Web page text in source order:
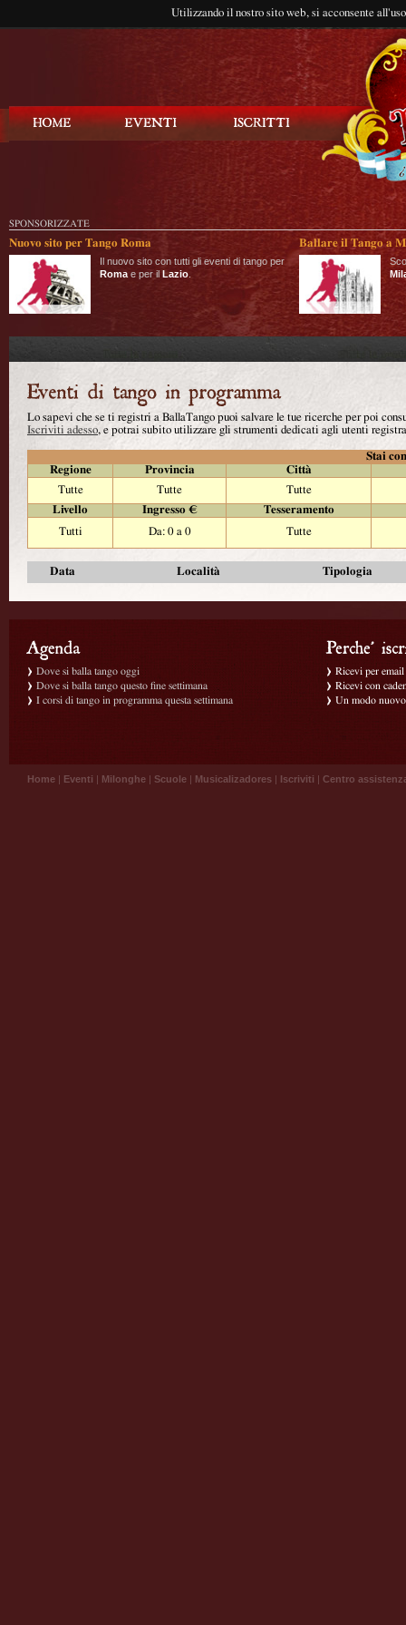
Utilizzando il nostro sito web, si acconsente
SPONSORIZZATE
Nuovo sito per Tango Roma
Il nuovo sito con tutti gli eventi di tango per
Roma e per il Lazio
Ballare il Tango a
Lo sapevi che se ti registri a BallaTango puoi salvare le tue ricerche per poi
Iscriviti adesso, e potrai subito utilizzare gli strumenti dedicati agli utenti
Stai
Regione
Provincia
Città
Tutte
Tutte
Tutte
Livello
Ingresso €
Tesseramento
Tutti
Da: 0 a 0 Tutte
Data Località Tipologia
Dove si balla tango oggi
Dove si balla tango questo fine settimana
I corsi di tango in programma questa settimana
Ricevi per
Ricevi con
Un modo
Home | Eventi | Milonghe | Scuole | Musicalizadores | Iscriviti | Centro